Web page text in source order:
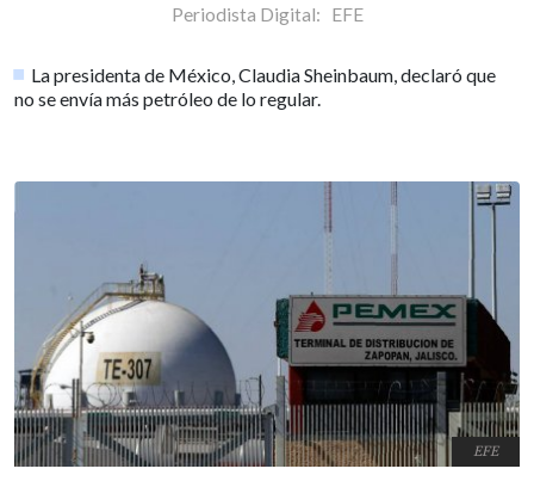
Periodista Digital: EFE
La presidenta de México, Claudia Sheinbaum, declaró que
no se envía más petróleo de lo regular.
EFE